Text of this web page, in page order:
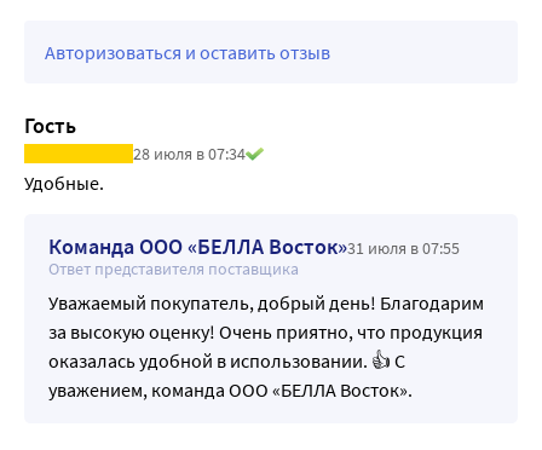
Авторизоваться и оставить отзыв
Гость
28 июля в 07:34
Удобные.
Команда ООО «БЕЛЛА Восток»31 июля в 07:55
Ответ представителя поставщика
Уважаемый покупатель, добрый день! Благодарим
за высокую оценку! Очень приятно, что продукция
оказалась удобной в использовании. 👍 С
уважением, команда ООО «БЕЛЛА Восток».